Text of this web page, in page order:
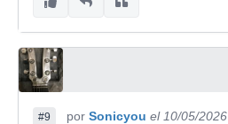
#9 por Sonicyou el 10/05/2026